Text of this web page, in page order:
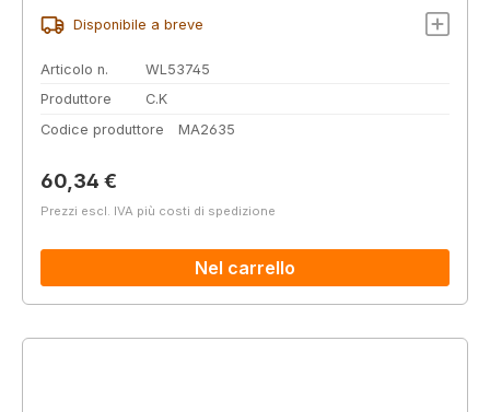
Disponibile a breve
Articolo n.
WL53745
Produttore
C.K
Codice produttore
MA2635
Prezzo normale:
60,34 €
Prezzi escl. IVA più costi di spedizione
Nel carrello